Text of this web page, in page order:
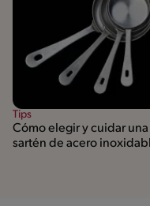
Tips
Cómo elegir y cuidar una
sartén de acero